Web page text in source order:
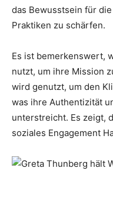
das Bewusstsein für
Praktiken zu schärfen.
Es ist bemerkenswert,
nutzt, um ihre Mission
wird genutzt, um den
was ihre Authentizität
unterstreicht. Es zeigt,
soziales Engagement